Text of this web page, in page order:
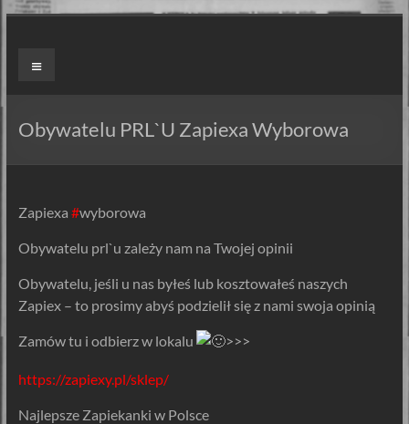
Skip
ZAPIEXY
–
SMAK
ORYGINALNE!
Zapiekanki
są
Menu
Obywatelu PRL`U Zapiexa Wyborowa
Zapiexa #wyborowa
Obywatelu prl`u zależy nam na Twojej opinii
Obywatelu, jeśli u nas byłeś lub kosztowałeś naszych
Zapiex – to prosimy abyś podzielił się z nami swoja opinią
Zamów tu i odbierz w lokalu >>>
https://zapiexy.pl/sklep/
Najlepsze Zapiekanki w Polsce